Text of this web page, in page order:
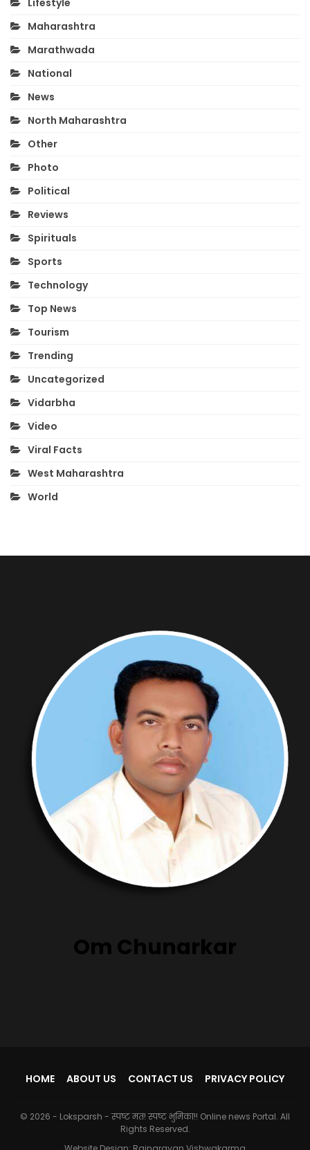
Maharashtra
Marathwada
National
News
North Maharashtra
Other
Photo
Political
Reviews
Spirituals
Sports
Technology
Top News
Tourism
Trending
Uncategorized
Vidarbha
Video
Viral Facts
West Maharashtra
World
Om Chunarkar
HOME ABOUT US CONTACT US PRIVACY POLICY
© 2026 - Loksparsh - स्पष्ट मत! स्पष्ट भुमिका!! Online news Portal. All
Rights Reserved.